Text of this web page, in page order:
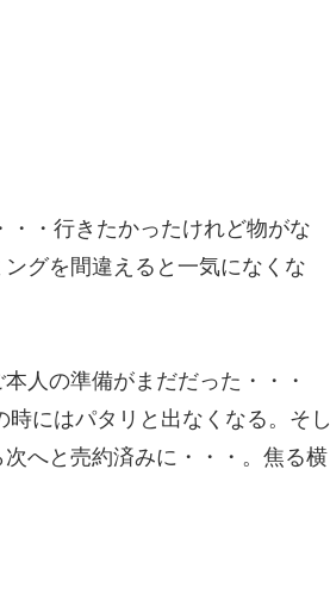
・行きたかったけれど物がな
グを間違えると一気になくな
人の準備がまだだった・・・
にはパタリと出なくなる。そし
へと売約済みに・・・。焦る横